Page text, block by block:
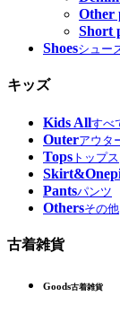
Other
Short
Shoesシュー
キッズ
Kids Allすべ
Outerアウタ
Tops トップス
Pantsパンツ
Othersその他
古着雑貨
Goods古着雑貨